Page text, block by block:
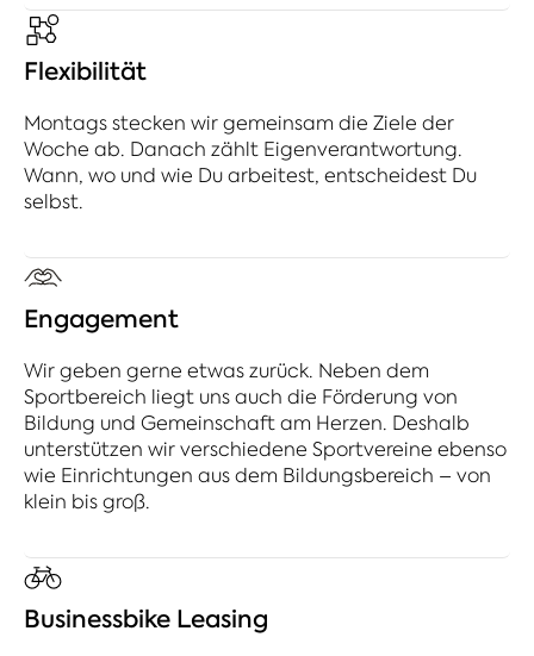
Flexibilität
Montags stecken wir gemeinsam die Ziele der
Woche ab. Danach zählt Eigenverantwortung.
Wann, wo und wie Du arbeitest, entscheidest Du
selbst.
Engagement
Wir geben gerne etwas zurück. Neben dem
Sportbereich liegt uns auch die Förderung von
Bildung und Gemeinschaft am Herzen. Deshalb
unterstützen wir verschiedene Sportvereine ebenso
wie Einrichtungen aus dem Bildungsbereich – von
klein bis groß.
Businessbike Leasing